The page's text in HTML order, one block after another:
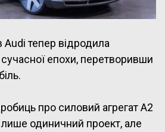
тепер відродила
епохи, перетворивши
про силовий агрегат A2
лише одиничний проект, але